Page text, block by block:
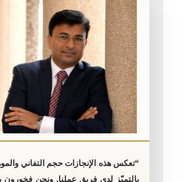
“تعكس هذه الإنجازات حجم التفاني
بالتميّز لدى فريق عملنا. ونحن